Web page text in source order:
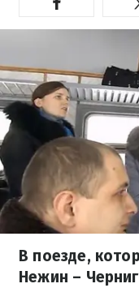
В поезде,
Нежин –